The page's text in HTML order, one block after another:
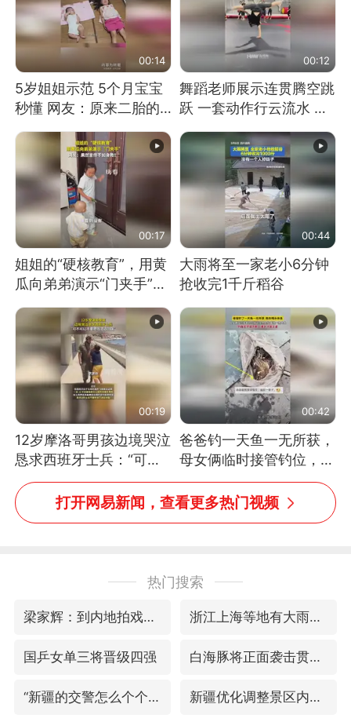
00:14
5岁姐姐示范 5个月宝宝
秒懂 网友：原来二胎的
00:12
舞蹈老师展示连贯腾空跳
跃 一套动作行云流水 节
到又舞又武的？
00:17
姐姐的“硬核教育”，用黄
瓜向弟弟演示“门夹手”，
教！
00:44
大雨将至一家老小6分钟
抢收完1千斤稻谷
00:19
12岁摩洛哥男孩边境哭泣
恳求西班牙士兵：“可不
可以不要把我遣返回国”
00:42
爸爸钓一天鱼一无所获，
母女俩临时接管钓位，用
玩具鱼竿钓上大鱼
打开网易新闻，查看更多热门视频
热门搜索
梁家辉：到内地拍戏不是北上是回归 浙江上海等地有大雨或暴雨
国乒女单三将晋级四强 白海豚将正面袭击贯穿浙江
“新疆的交警怎么个个像我妈” 新疆优化调整景区内自驾服务费